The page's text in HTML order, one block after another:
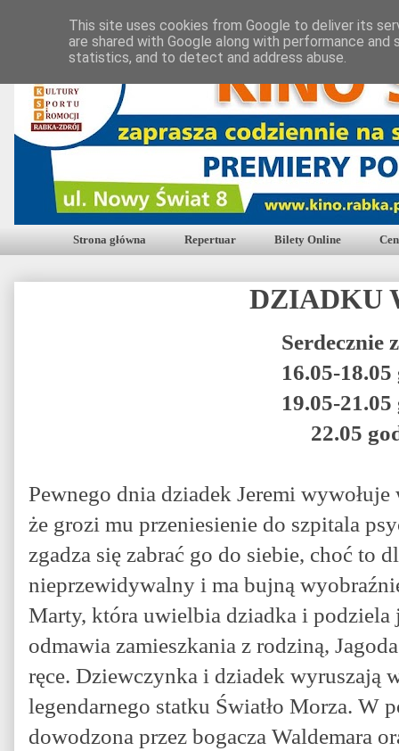
Strona główna Repertuar Bilety Online
DZIADKU
Serdecznie
16.05-18.05
19.05-21.05
22.05
Pewnego dnia dziadek Jeremi
że grozi mu przeniesienie do szpitala
zgadza się zabrać go do siebie, choć to
nieprzewidywalny i ma bujną
Marty, która uwielbia dziadka i podziela
odmawia zamieszkania z rodziną,
ręce. Dziewczynka i dziadek wyruszają
legendarnego statku Światło Morza. W
dowodzona przez bogacza Waldemara
This site uses cookies from Google to deliver its
are shared with Google along with performance
statistics, and to detect and address abuse.